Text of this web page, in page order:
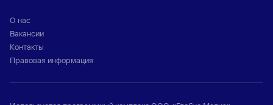
О нас
Вакансии
Контакты
Правовая информация